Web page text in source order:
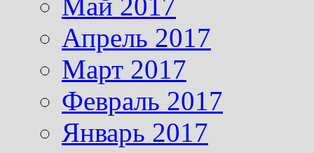
Апрель 2017
Март 2017
Февраль 2017
Январь 2017